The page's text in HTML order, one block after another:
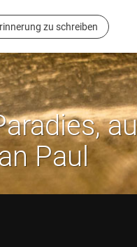
zu schreiben
Paul